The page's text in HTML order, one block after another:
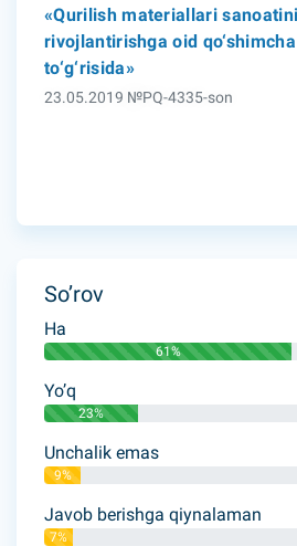
«Qurilish materiallari
rivojlantirishga oid
to‘g‘risida»
23.05.2019 №PQ-4335-son
So’rov
Ha
61%
Yo’q
23%
Unchalik emas
9%
Javob berishga qiynalaman
7%